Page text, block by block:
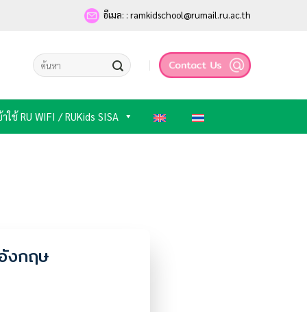
อีเมล: : ramkidschool@rumail.ru.ac.th
าใช้ RU WIFI / RUKids SISA
งกฤษ